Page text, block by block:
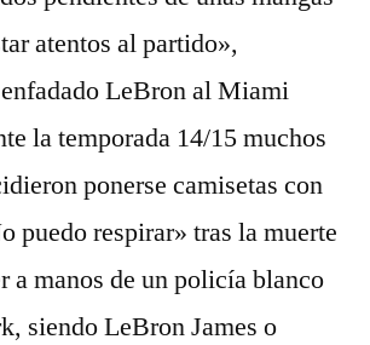
atentos al partido»,
LeBron al Miami
la temporada 14/15 muchos
ponerse camisetas con
puedo respirar» tras la muerte
a manos de un policía blanco
siendo LeBron James o